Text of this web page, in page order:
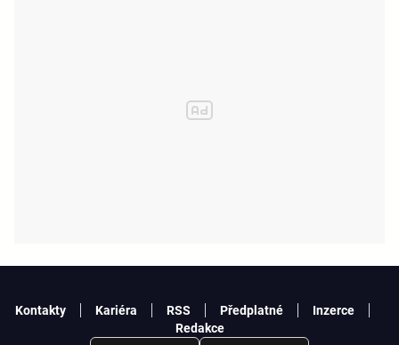
Kontakty Kariéra RSS Předplatné
Inzerce
Redakce